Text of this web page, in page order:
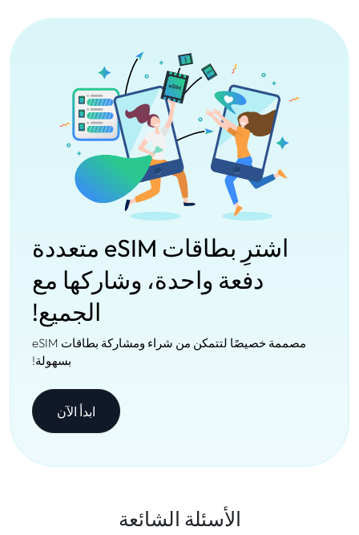
اشترِ بطاقات eSIM متعددة
دفعة واحدة، وشاركها مع
الجميع!
مصممة خصيصًا لتتمكن من شراء ومشاركة بطاقات eSIM
بسهولة!
ابدأ الآن
الأسئلة الشائعة